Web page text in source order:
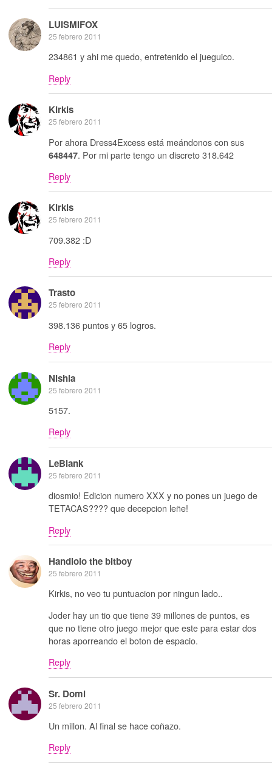
LUISMIFOX
25 febrero 2011
234861 y ahi me quedo, entretenido el jueguico.
Reply
Kirkis
25 febrero 2011
Por ahora Dress4Excess está meándonos con sus
648447. Por mi parte tengo un discreto 318.642
Reply
Kirkis
25 febrero 2011
709.382 :D
Reply
Trasto
25 febrero 2011
398.136 puntos y 65 logros.
Reply
Nishia
25 febrero 2011
5157.
Reply
LeBlank
25 febrero 2011
diosmio! Edicion numero XXX y no pones un juego de
TETACAS???? que decepcion leñe!
Reply
Handlolo the bitboy
25 febrero 2011
Kirkis, no veo tu puntuacion por ningun lado..
Joder hay un tio que tiene 39 millones de puntos, es
que no tiene otro juego mejor que este para estar dos
horas aporreando el boton de espacio.
Reply
Sr. Domi
25 febrero 2011
Un millon. Al final se hace coñazo.
Reply